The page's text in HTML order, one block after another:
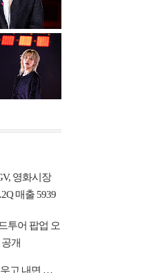
영화시장
매출 5939
투어 팝업 오
개
적재, 소극장 라이브 예고…장치 비우고 내면 채운다